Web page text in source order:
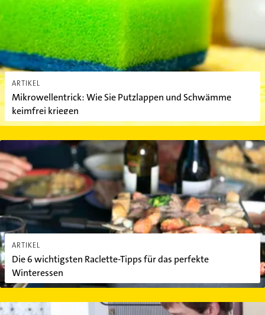
ARTIKEL
Mikrowellentrick: Wie Sie Putzlappen und Schwämme
keimfrei kriegen
ARTIKEL
Die 6 wichtigsten Raclette-Tipps für das perfekte
Winteressen
Die 6 wichtigsten Raclette-Tipps für das perfekte Winteressen
Kühlschrank kühlt nicht mehr: Was tun?